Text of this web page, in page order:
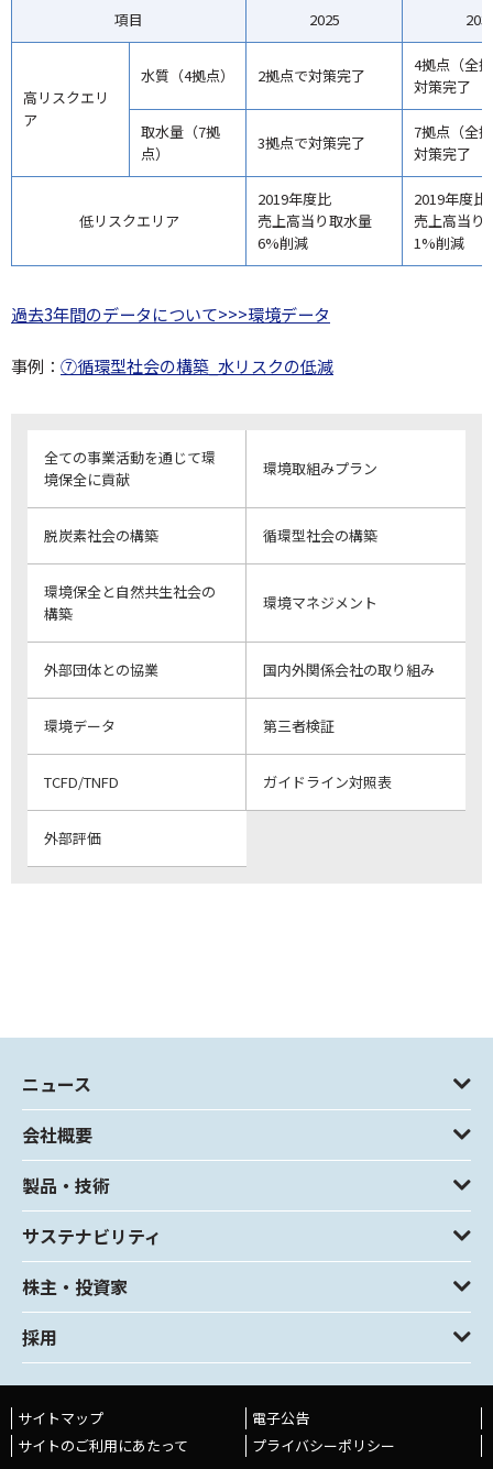
項目 2025
高リスクエリ
ア
水質（4拠点） 2拠点で対策完了
4拠点（全
対策完了
取水量（7拠
点）
3拠点で対策完了
7拠点（全
対策完了
低リスクエリア
2019年度比
売上高当り取水量
6%削減
2019年度比
売上高当り
1%削減
過去3年間のデータについて>>>環境データ
事例： ⑦循環型社会の構築_水リスクの低減
全ての事業活動を通じて環
境保全に貢献
環境取組みプラン
脱炭素社会の構築 循環型社会の構築
環境保全と自然共生社会の
構築
環境マネジメント
外部団体との協業 国内外関係会社の取り組み
環境データ 第三者検証
TCFD/TNFD ガイドライン対照表
外部評価
ニュース
会社概要
製品・技術
サステナビリティ
株主・投資家
採用
サイトマップ
電子公告
サイトのご利用にあたって
プライバシーポリシー